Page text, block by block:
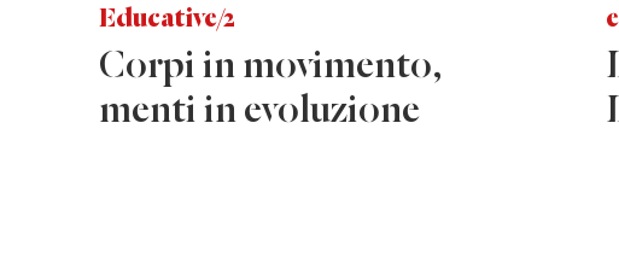
Educative/2
Corpi in movimento,
menti in evoluzione